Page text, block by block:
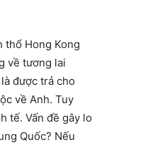
thổ Hong Kong
về tương lai
được trả cho
về Anh. Tuy
tế. Vấn đề gây lo
Quốc? Nếu